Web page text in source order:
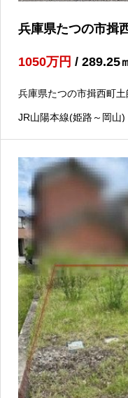
兵庫県たつの市揖
1050万円 / 289.25
兵庫県たつの市揖西町土
JR山陽本線(姫路～岡山)
用)「本竜野駅」徒歩